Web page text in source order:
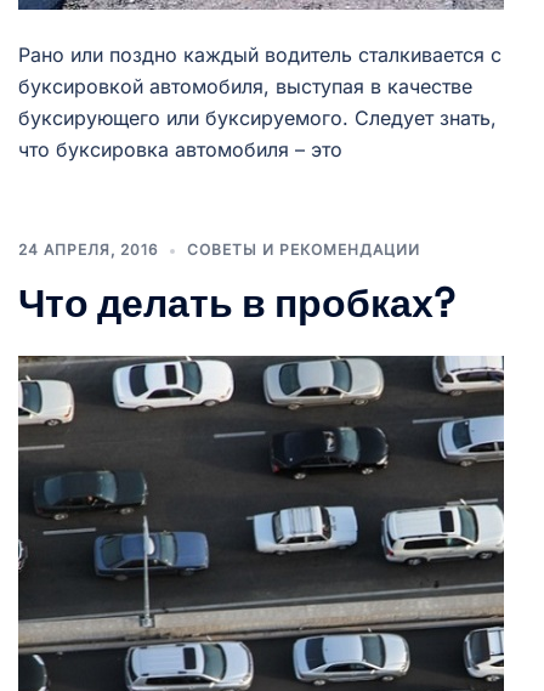
Рано или поздно каждый водитель сталкивается с
буксировкой автомобиля, выступая в качестве
буксирующего или буксируемого. Следует знать,
что буксировка автомобиля – это
24 АПРЕЛЯ, 2016 СОВЕТЫ И РЕКОМЕНДАЦИИ
Что делать в пробках?